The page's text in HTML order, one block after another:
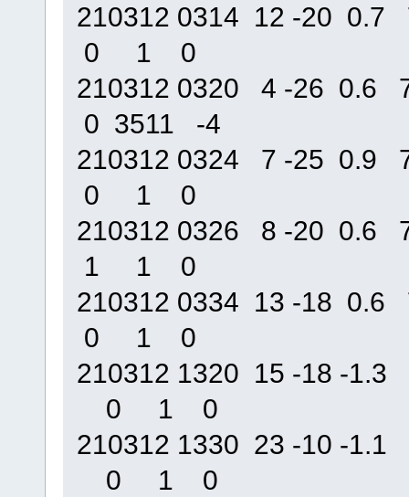
210312 0314 12 -20
0 1 0
210312 0320 4 -26
0 3511 -4
210312 0324 7 -25
0 1 0
210312 0326 8 -20
1 1 0
210312 0334 13 -18
0 1 0
210312 1320 15 -18 -
0 1 0
210312 1330 23 -10 -
0 1 0